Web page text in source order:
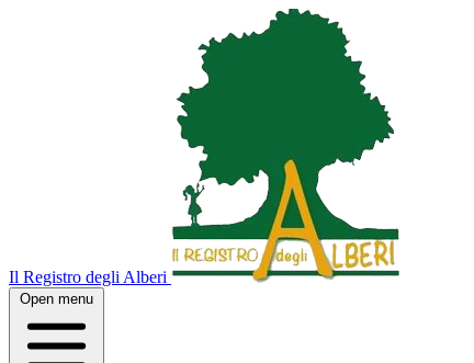
Il Registro degli Alberi
Open menu